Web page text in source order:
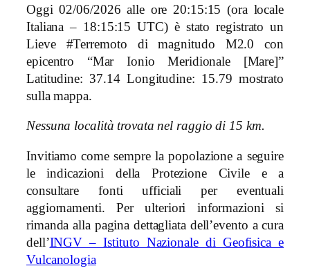
Oggi 02/06/2026 alle ore 20:15:15 (ora locale
Italiana – 18:15:15 UTC) è stato registrato un
Lieve #Terremoto di magnitudo M2.0 con
epicentro “Mar Ionio Meridionale [Mare]”
Latitudine: 37.14 Longitudine: 15.79 mostrato
sulla mappa.
Nessuna località trovata nel raggio di 15 km.
Invitiamo come sempre la popolazione a seguire
le indicazioni della Protezione Civile e a
consultare fonti ufficiali per eventuali
aggiornamenti. Per ulteriori informazioni si
rimanda alla pagina dettagliata dell’evento a cura
dell’INGV – Istituto Nazionale di Geofisica e
Vulcanologia